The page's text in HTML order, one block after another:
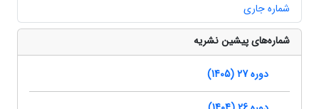
شماره جاری
شماره‌های پیشین نشریه
دوره 27 (1405)